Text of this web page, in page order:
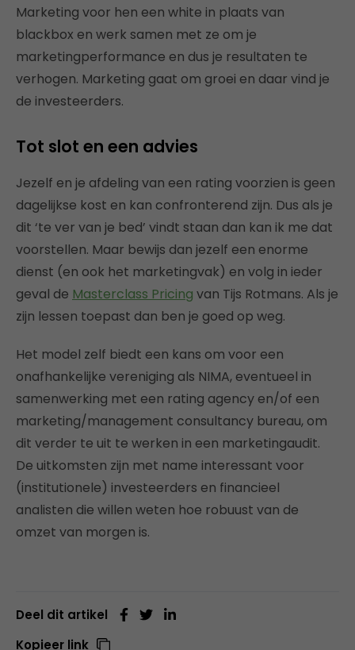
Marketing voor hen een white in plaats van
blackbox en werk samen met ze om je
marketingperformance en dus je resultaten te
verhogen. Marketing gaat om groei en daar vind je
de investeerders.
Tot slot en een advies
Jezelf en je afdeling van een rating voorzien is geen
dagelijkse kost en kan confronterend zijn. Dus als je
dit ‘te ver van je bed’ vindt staan dan kan ik me dat
voorstellen. Maar bewijs dan jezelf een enorme
dienst (en ook het marketingvak) en volg in ieder
geval de Masterclass Pricing van Tijs Rotmans. Als je
zijn lessen toepast dan ben je goed op weg.
Het model zelf biedt een kans om voor een
onafhankelijke vereniging als NIMA, eventueel in
samenwerking met een rating agency en/of een
marketing/management consultancy bureau, om
dit verder te uit te werken in een marketingaudit.
De uitkomsten zijn met name interessant voor
(institutionele) investeerders en financieel
analisten die willen weten hoe robuust van de
omzet van morgen is.
Deel dit artikel
Kopieer link